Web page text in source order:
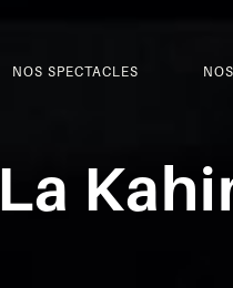
NOS SPECTACLES
La